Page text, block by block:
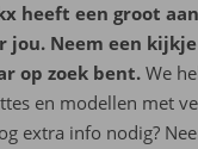
heeft een groot
jou. Neem een
op zoek bent. We
en modellen met
extra info nodig?